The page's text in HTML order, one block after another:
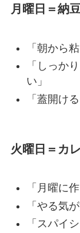
月曜日＝納
「朝から
「しっか
い」
「蓋開け
火曜日＝カ
「月曜に
「やる気
「スパイ